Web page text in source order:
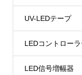
UV-LEDテープ
LEDコントローラ
LED信号増幅器